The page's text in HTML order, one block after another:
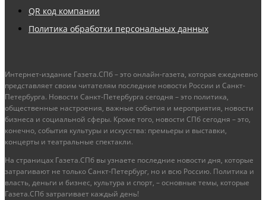
QR код компании
Политика обработки персональных данных
Интернет-издание Газета.СПб – это онлайн-газета, которая ежедневно
представляет своим читателям последние новости России и Санкт-
Петербурга. Новости Санкт-Петербурга сегодня – это политика,
общественные настроения, важные события и мероприятия, новости
бизнеса и социальной сферы. Кроме того, новости СПб сегодня – это,
конечно, события культуры и искусства: премьеры и выставки,
концерты и театральные спектакли.
На страницах Газета.СПб вы узнаете последние новости дня, которые
затрагивают не только Санкт-Петербург, но и всю Россию. Политика и
власть, деньги и бизнес, культура и спорт, – основные темы, которые
Газета.СПб затрагивает каждый день!